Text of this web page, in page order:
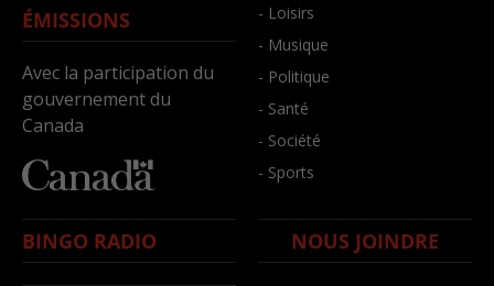
ÉMISSIONS
Avec la participation du
gouvernement du
Canada
- Loisirs
- Musique
- Politique
- Santé
- Société
- Sports
BINGO RADIO NOUS JOINDRE